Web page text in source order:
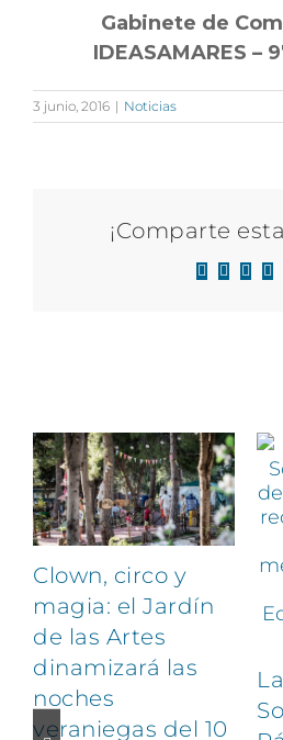
Gabinete de
IDEASAMARES –
3 junio, 2016 | Noticias
¡Comparte
Facebook
X
Clown, circo y
magia: el Jardín
de las Artes
dinamizará las
noches
veraniegas del 10